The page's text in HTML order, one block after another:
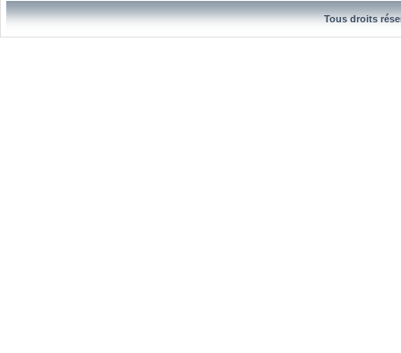
Tous droits